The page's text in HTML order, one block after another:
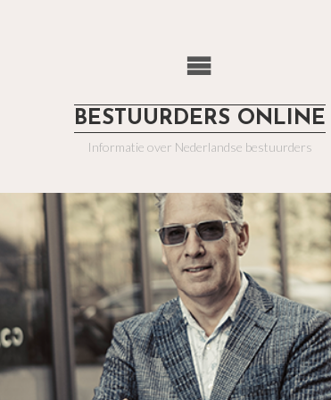
BESTUURDERS ONLINE
Informatie over Nederlandse bestuurders